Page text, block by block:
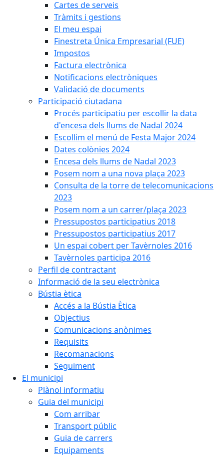
Cartes de serveis
Tràmits i gestions
El meu espai
Finestreta Única Empresarial (FUE)
Impostos
Factura electrònica
Notificacions electròniques
Validació de documents
Participació ciutadana
Procés participatiu per escollir la data
d'encesa dels llums de Nadal 2024
Escollim el menú de Festa Major 2024
Dates colònies 2024
Encesa dels llums de Nadal 2023
Posem nom a una nova plaça 2023
Consulta de la torre de telecomunicacions
2023
Posem nom a un carrer/plaça 2023
Pressupostos participatius 2018
Pressupostos participatius 2017
Un espai cobert per Tavèrnoles 2016
Tavèrnoles participa 2016
Perfil de contractant
Informació de la seu electrònica
Bústia ètica
Accés a la Bústia Ètica
Objectius
Comunicacions anònimes
Requisits
Recomanacions
Seguiment
El municipi
Plànol informatiu
Guia del municipi
Com arribar
Transport públic
Guia de carrers
Equipaments